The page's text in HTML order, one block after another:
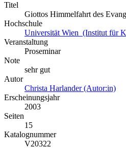
Titel
Giottos Himmelfahrt des
Hochschule
Universität Wien (Institut für
Veranstaltung
Proseminar
Note
sehr gut
Autor
Christa Harlander (Autor:in)
Erscheinungsjahr
2003
Seiten
15
Katalognummer
V20322